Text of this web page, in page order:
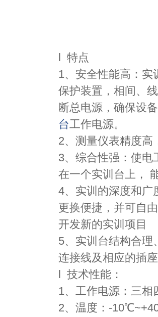
l 特点
1、安全性能高：实
保护装置，相间、
断总电源，确保设
台工作电源。
2、测量仪表精度高
3、综合性强：使电
在一个实训台上，
4、实训的深度和广
更换便捷，并可自
开发新的实训项目
5、实训台结构合理
连接线及相应的插
l 技术性能：
1、工作电源：三
2、温度：-